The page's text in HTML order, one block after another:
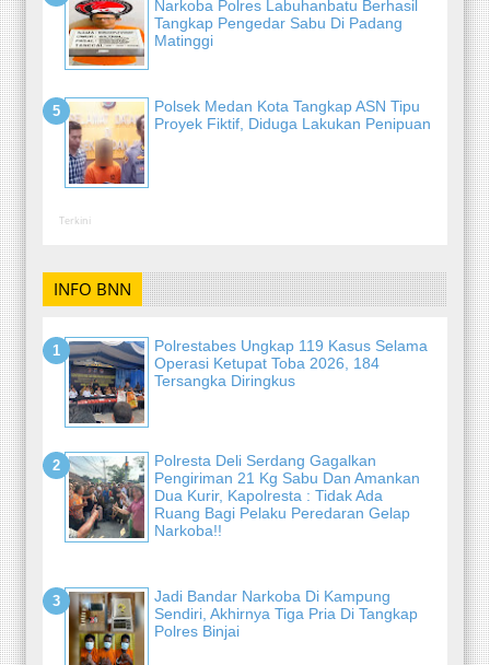
Narkoba Polres Labuhanbatu Berhasil
Tangkap Pengedar Sabu Di Padang
Matinggi
Polsek Medan Kota Tangkap ASN Tipu
Proyek Fiktif, Diduga Lakukan Penipuan
Terkini
INFO BNN
Polrestabes Ungkap 119 Kasus Selama
Operasi Ketupat Toba 2026, 184
Tersangka Diringkus
Polresta Deli Serdang Gagalkan
Pengiriman 21 Kg Sabu Dan Amankan
Dua Kurir, Kapolresta : Tidak Ada
Ruang Bagi Pelaku Peredaran Gelap
Narkoba!!
Jadi Bandar Narkoba Di Kampung
Sendiri, Akhirnya Tiga Pria Di Tangkap
Polres Binjai